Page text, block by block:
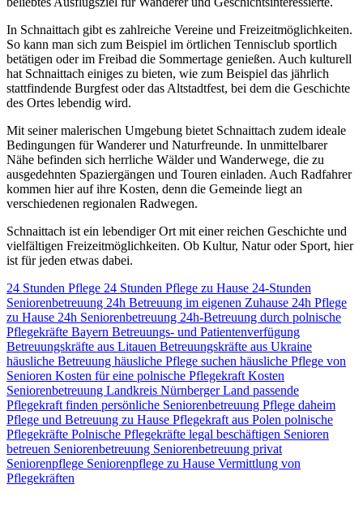
In Schnaittach gibt es zahlreiche Vereine und Freizeitmöglichkeiten.
So kann man sich zum Beispiel im örtlichen Tennisclub sportlich
betätigen oder im Freibad die Sommertage genießen. Auch kulturell
hat Schnaittach einiges zu bieten, wie zum Beispiel das jährlich
stattfindende Burgfest oder das Altstadtfest, bei dem die Geschichte
des Ortes lebendig wird.
Mit seiner malerischen Umgebung bietet Schnaittach zudem ideale
Bedingungen für Wanderer und Naturfreunde. In unmittelbarer
Nähe befinden sich herrliche Wälder und Wanderwege, die zu
ausgedehnten Spaziergängen und Touren einladen. Auch Radfahrer
kommen hier auf ihre Kosten, denn die Gemeinde liegt an
verschiedenen regionalen Radwegen.
Schnaittach ist ein lebendiger Ort mit einer reichen Geschichte und
vielfältigen Freizeitmöglichkeiten. Ob Kultur, Natur oder Sport, hier
ist für jeden etwas dabei.
24 Stunden Pflege 24 Stunden Pflege zu Hause 24-Stunden
Seniorenbetreuung 24h Betreuung im eigenen Zuhause 24h Pflege
zu Hause 24h Seniorenbetreuung 24h-Betreuung durch polnische
Pflegekräfte Bayern Betreuungs- und Patientenverfügung
Betreuungskräfte aus Litauen Betreuungskräfte aus Ukraine
häusliche Betreuung häusliche Pflege suchen häusliche Pflege von
Senioren Kosten für eine polnische Pflegekraft Kosten
Seniorenbetreuung Landkreis Nürnberger Land passende
Pflegekraft finden persönliche Seniorenbetreuung Pflege daheim
Pflege und Betreuung zu Hause Pflegekraft aus Polen polnische
Pflegekräfte Polnische Pflegekräfte legal beschäftigen Senioren
betreuen Seniorenbetreuung Seniorenbetreuung privat
Seniorenpflege Seniorenpflege zu Hause Vermittlung von
Pflegekräften